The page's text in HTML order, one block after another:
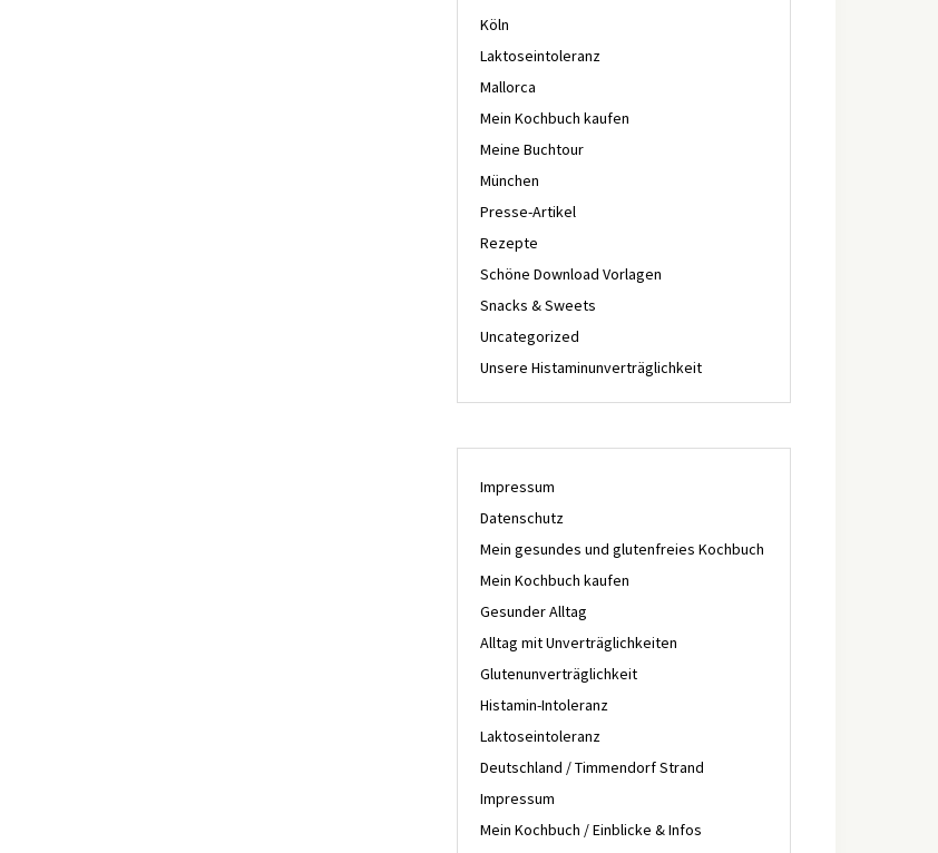
Köln
Laktoseintoleranz
Mallorca
Mein Kochbuch kaufen
Meine Buchtour
München
Presse-Artikel
Rezepte
Schöne Download Vorlagen
Snacks & Sweets
Uncategorized
Unsere Histaminunverträglichkeit
Impressum
Datenschutz
Mein gesundes und glutenfreies Kochbuch
Mein Kochbuch kaufen
Gesunder Alltag
Alltag mit Unverträglichkeiten
Glutenunverträglichkeit
Histamin-Intoleranz
Laktoseintoleranz
Deutschland / Timmendorf Strand
Impressum
Mein Kochbuch / Einblicke & Infos